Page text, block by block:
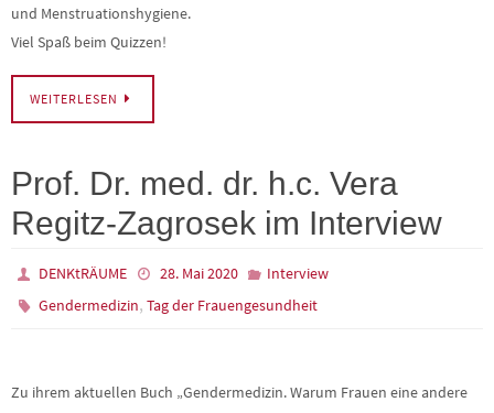
und Menstruationshygiene.
Viel Spaß beim Quizzen!
WEITERLESEN
Prof. Dr. med. dr. h.c. Vera
Regitz-Zagrosek im Interview
DENKtRÄUME 28. Mai 2020
Interview
Gendermedizin,Tag der Frauengesundheit
Zu ihrem aktuellen Buch „Gendermedizin. Warum Frauen eine andere